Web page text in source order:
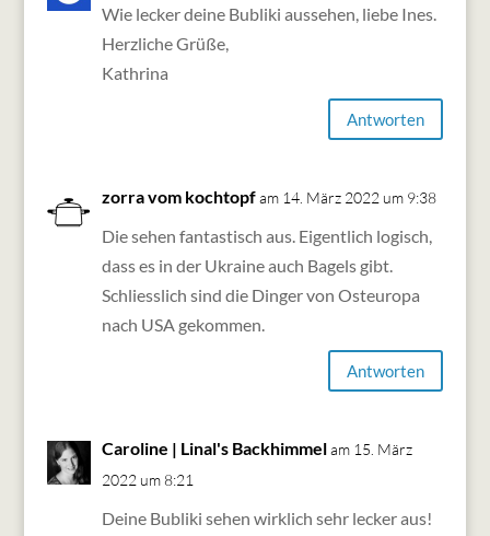
Wie lecker deine Bubliki aussehen, liebe Ines.
Herzliche Grüße,
Kathrina
Antworten
zorra vom kochtopf am 14. März 2022 um 9:38
Die sehen fantastisch aus. Eigentlich logisch,
dass es in der Ukraine auch Bagels gibt.
Schliesslich sind die Dinger von Osteuropa
nach USA gekommen.
Antworten
Caroline | Linal's Backhimmel am 15. März
2022 um 8:21
Deine Bubliki sehen wirklich sehr lecker aus!